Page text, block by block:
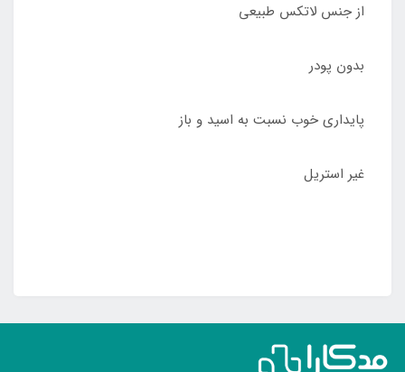
از جنس لاتکس طبیعی
بدون پودر
پایداری خوب نسبت به اسید و باز
غیر استریل